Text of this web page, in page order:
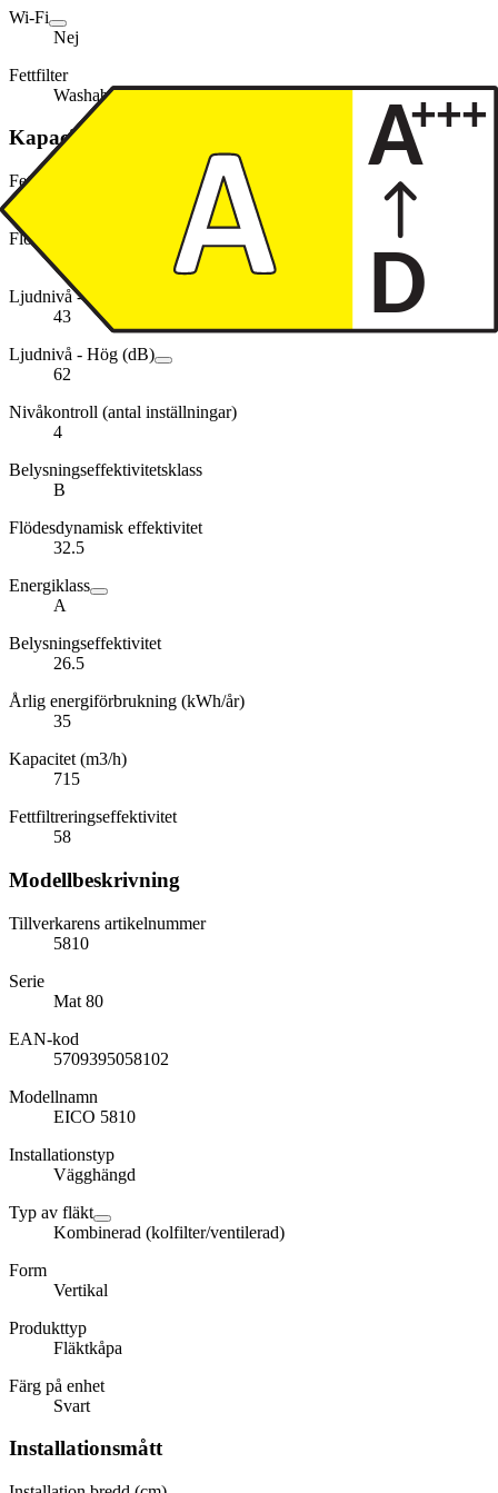
Wi-Fi
Nej
Fettfilter
Washable
Kapacitet, förbrukning och strömförsörjning
Fettfiltreringseffektivitetsklass
Flödesdynamisk klass
Ljudnivå - Låg (dB)
43
Ljudnivå - Hög (dB)
62
Nivåkontroll (antal inställningar)
4
Belysningseffektivitetsklass
B
Flödesdynamisk effektivitet
32.5
Energiklass
A
Belysningseffektivitet
26.5
Årlig energiförbrukning (kWh/år)
35
Kapacitet (m3/h)
715
Fettfiltreringseffektivitet
58
Modellbeskrivning
Tillverkarens artikelnummer
5810
Serie
Mat 80
EAN-kod
5709395058102
Modellnamn
EICO 5810
Installationstyp
Vägghängd
Typ av fläkt
Kombinerad (kolfilter/ventilerad)
Form
Vertikal
Produkttyp
Fläktkåpa
Färg på enhet
Svart
Installationsmått